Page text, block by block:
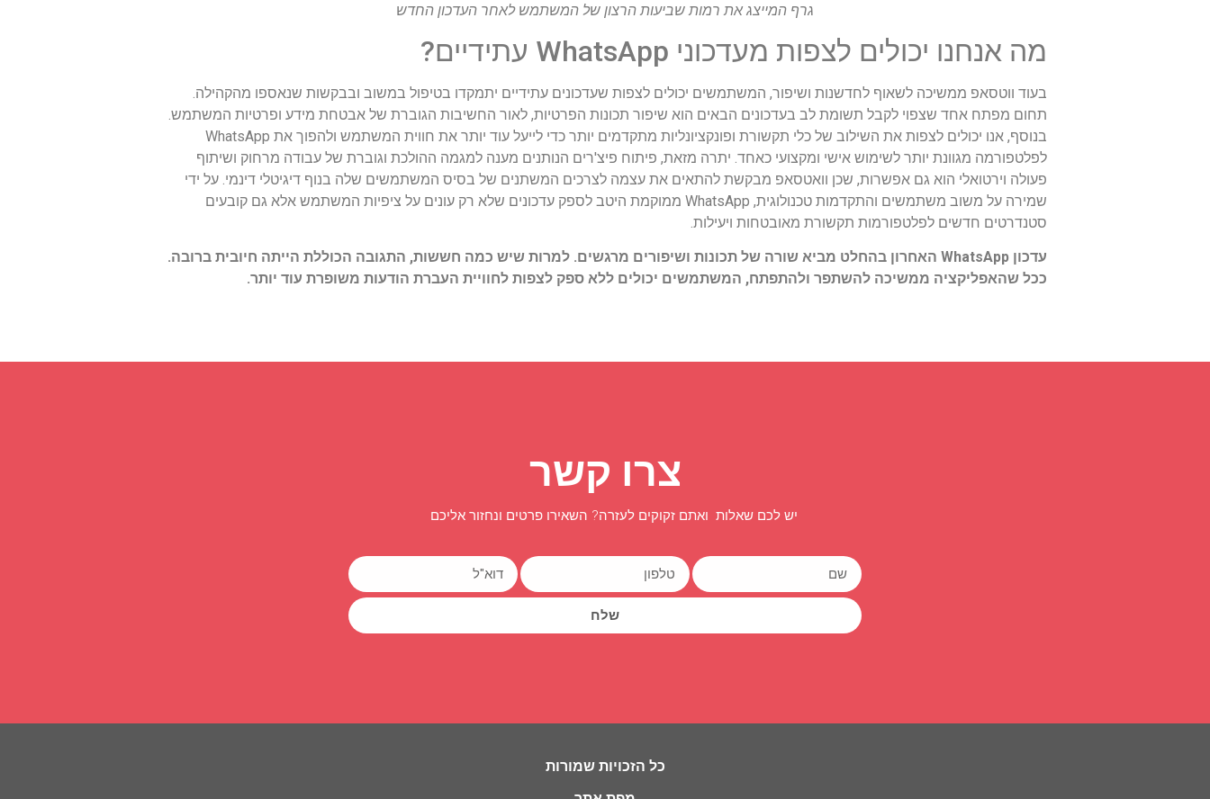
גרף המייצג את רמות שביעות הרצון של המשתמש לאחר העדכון החדש
מה אנחנו יכולים לצפות מעדכוני WhatsApp עתידיים?
בעוד ווטסאפ ממשיכה לשאוף לחדשנות ושיפור, המשתמשים יכולים לצפות שעדכונים עתידיים יתמקדו בטיפול במשוב ובבקשות שנאספו מהקהילה.
תחום מפתח אחד שצפוי לקבל תשומת לב בעדכונים הבאים הוא שיפור תכונות הפרטיות, לאור החשיבות הגוברת של אבטחת מידע ופרטיות המשתמש.
בנוסף, אנו יכולים לצפות את השילוב של כלי תקשורת ופונקציונליות מתקדמים יותר כדי לייעל עוד יותר את חווית המשתמש ולהפוך את WhatsApp
לפלטפורמה מגוונת יותר לשימוש אישי ומקצועי כאחד. יתרה מזאת, פיתוח פיצ'רים הנותנים מענה למגמה ההולכת וגוברת של עבודה מרחוק ושיתוף
פעולה וירטואלי הוא גם אפשרות, שכן וואטסאפ מבקשת להתאים את עצמה לצרכים המשתנים של בסיס המשתמשים שלה בנוף דיגיטלי דינמי. על ידי
שמירה על משוב משתמשים והתקדמות טכנולוגית, WhatsApp ממוקמת היטב לספק עדכונים שלא רק עונים על ציפיות המשתמש אלא גם קובעים
סטנדרטים חדשים לפלטפורמות תקשורת מאובטחות ויעילות.
עדכון WhatsApp האחרון בהחלט מביא שורה של תכונות ושיפורים מרגשים. למרות שיש כמה חששות, התגובה הכוללת הייתה חיובית ברובה.
ככל שהאפליקציה ממשיכה להשתפר ולהתפתח, המשתמשים יכולים ללא ספק לצפות לחוויית העברת הודעות משופרת עוד יותר.
צרו קשר
יש לכם שאלות ואתם זקוקים לעזרה? השאירו פרטים ונחזור אליכם
שלח
כל הזכויות שמורות